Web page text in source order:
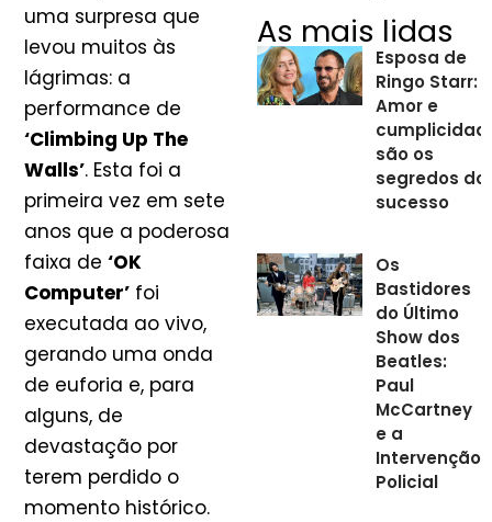
uma surpresa que
levou muitos às
lágrimas: a
performance de
‘Climbing Up The
Walls’. Esta foi a
primeira vez em sete
anos que a poderosa
faixa de ‘OK
Computer’ foi
executada ao vivo,
gerando uma onda
de euforia e, para
alguns, de
devastação por
terem perdido o
momento histórico.
As mais lidas
Esposa de
Ringo Starr:
Amor e
são os
segredos do
sucesso
Os
Bastidores
do Último
Show dos
Beatles:
Paul
McCartney
e a
Intervenção
Policial